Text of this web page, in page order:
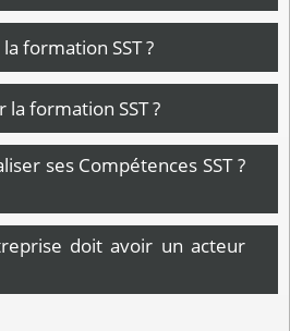
formation SST ?
formation SST ?
ses Compétences SST ?
doit avoir un acteur